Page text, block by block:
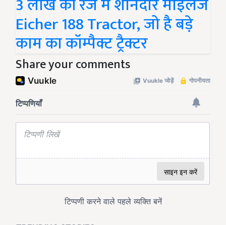
3 लाख की रेंज में शानदार माइलेज
Eicher 188 Tractor, जो है बड़े
काम का कॉम्पैक्ट ट्रैक्टर
Share your comments